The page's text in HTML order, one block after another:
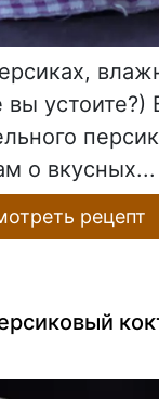
о вкусных...
рецепт